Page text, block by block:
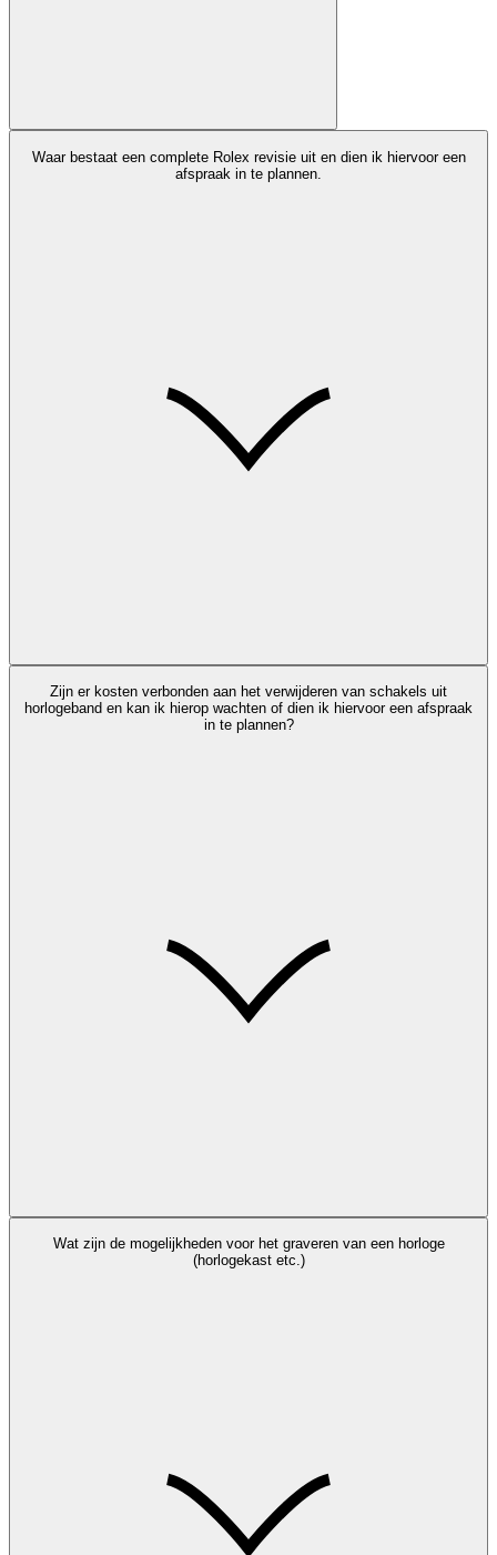
Waar bestaat een complete Rolex revisie uit en dien ik hiervoor een
afspraak in te plannen.
Zijn er kosten verbonden aan het verwijderen van schakels uit
horlogeband en kan ik hierop wachten of dien ik hiervoor een afspraak
in te plannen?
Wat zijn de mogelijkheden voor het graveren van een horloge
(horlogekast etc.)